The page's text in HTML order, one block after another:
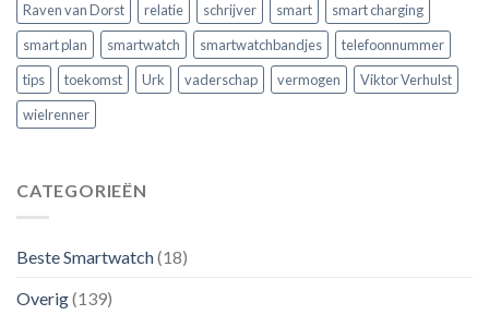
Raven van Dorst
relatie schrijver smart
smart charging
smart plan
smartwatch smartwatchbandjes
telefoonnummer
tips
toekomst Urk vaderschap vermogen
Viktor Verhulst
wielrenner
CATEGORIEËN
Beste Smartwatch(18)
Overig(139)